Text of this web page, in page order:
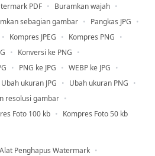
PDF
Buramkan wajah
sebagian gambar
Pangkas JPG
Kompres JPEG
Kompres PNG
Konversi ke PNG
PNG ke JPG
WEBP ke JPG
Ubah ukuran JPG
Ubah ukuran PNG
resolusi gambar
Foto 100 kb Kompres Foto 50 kb
Penghapus Watermark